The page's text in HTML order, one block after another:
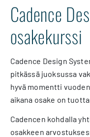
Cadence
osakekurssi
Cadence Design
pitkässä juoksussa
hyvä momentti
aikana osake on
Cadencen kohdalla
osakkeen